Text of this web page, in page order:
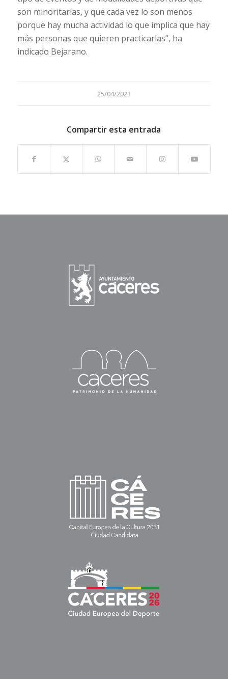
son minoritarias, y que cada vez lo son menos
porque hay mucha actividad lo que implica que hay
más personas que quieren practicarlas”, ha
indicado Bejarano.
25/04/2023
Compartir esta entrada